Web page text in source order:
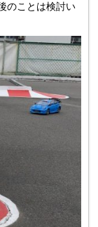
のことは検討い